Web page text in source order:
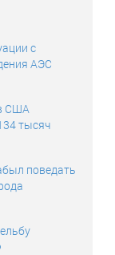
с
АЭС
США
тысяч
поведать